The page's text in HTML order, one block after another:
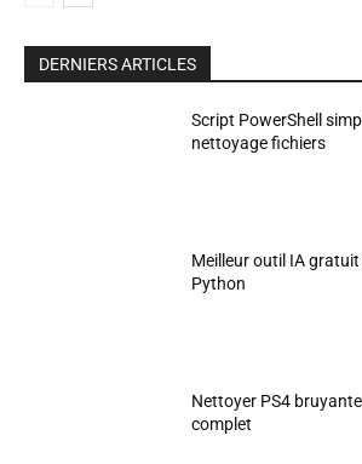
DERNIERS ARTICLES
Script PowerShell
nettoyage fichiers
Meilleur outil IA
Python
Nettoyer PS4
complet